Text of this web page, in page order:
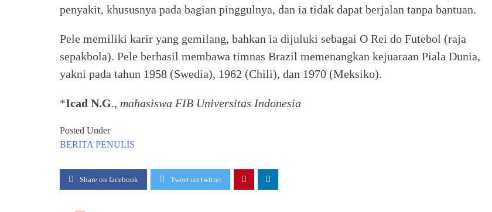
penyakit, khususnya pada bagian pinggulnya, dan ia tidak dapat berjalan tanpa bantuan.
Pele memiliki karir yang gemilang, bahkan ia dijuluki sebagai O Rei do Futebol (raja
sepakbola). Pele berhasil membawa timnas Brazil memenangkan kejuaraan Piala Dunia,
yakni pada tahun 1958 (Swedia), 1962 (Chili), dan 1970 (Meksiko).
*Icad N.G., mahasiswa FIB Universitas Indonesia
Posted Under
BERITA PENULIS
Share on facebook Tweet on twitter